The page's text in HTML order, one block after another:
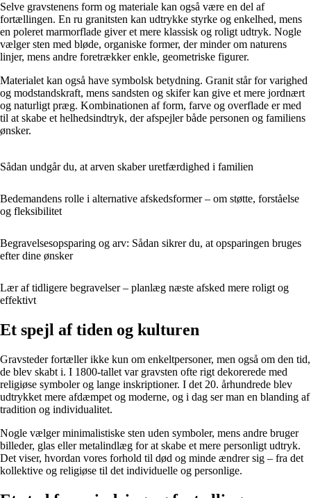
Selve gravstenens form og materiale kan også være en del af
fortællingen. En ru granitsten kan udtrykke styrke og enkelhed, mens
en poleret marmorflade giver et mere klassisk og roligt udtryk. Nogle
vælger sten med bløde, organiske former, der minder om naturens
linjer, mens andre foretrækker enkle, geometriske figurer.
Materialet kan også have symbolsk betydning. Granit står for varighed
og modstandskraft, mens sandsten og skifer kan give et mere jordnært
og naturligt præg. Kombinationen af form, farve og overflade er med
til at skabe et helhedsindtryk, der afspejler både personen og familiens
ønsker.
Sådan undgår du, at arven skaber uretfærdighed i familien
Bedemandens rolle i alternative afskedsformer – om støtte, forståelse
og fleksibilitet
Begravelsesopsparing og arv: Sådan sikrer du, at opsparingen bruges
efter dine ønsker
Lær af tidligere begravelser – planlæg næste afsked mere roligt og
effektivt
Et spejl af tiden og kulturen
Gravsteder fortæller ikke kun om enkeltpersoner, men også om den tid,
de blev skabt i. I 1800-tallet var gravsten ofte rigt dekorerede med
religiøse symboler og lange inskriptioner. I det 20. århundrede blev
udtrykket mere afdæmpet og moderne, og i dag ser man en blanding af
tradition og individualitet.
Nogle vælger minimalistiske sten uden symboler, mens andre bruger
billeder, glas eller metalindlæg for at skabe et mere personligt udtryk.
Det viser, hvordan vores forhold til død og minde ændrer sig – fra det
kollektive og religiøse til det individuelle og personlige.